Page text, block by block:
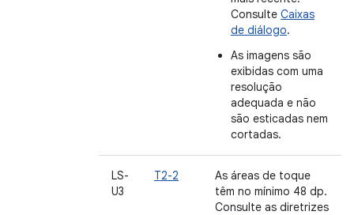
Consulte Caixas
de diálogo.
As imagens são
exibidas com uma
resolução
adequada e não
são esticadas nem
cortadas.
LS-
U3
T2-2
As áreas de toque
têm no mínimo 48 dp.
Consulte as diretrizes